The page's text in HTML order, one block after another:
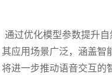
通过优化模型参数提升
应用场景广泛，涵盖
进一步推动语音交互的